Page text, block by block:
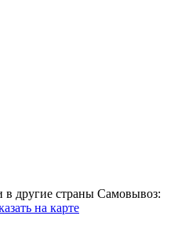
другие страны Самовывоз:
на карте